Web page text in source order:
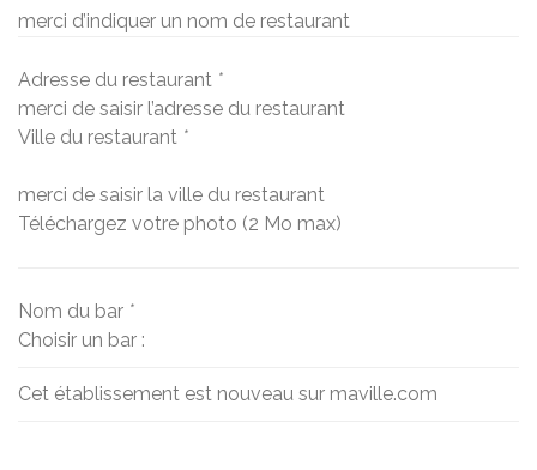
merci d’indiquer un nom de restaurant
Adresse du restaurant *
merci de saisir l’adresse du restaurant
Ville du restaurant *
merci de saisir la ville du restaurant
Téléchargez votre photo (2 Mo max)
Nom du bar *
Choisir un bar :
Cet établissement est nouveau sur maville.com